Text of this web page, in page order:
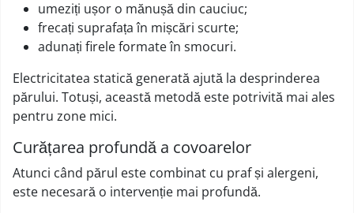
umeziți ușor o mănușă din cauciuc;
frecați suprafața în mișcări scurte;
adunați firele formate în smocuri.
Electricitatea statică generată ajută la desprinderea
părului. Totuși, această metodă este potrivită mai ales
pentru zone mici.
Curățarea profundă a covoarelor
Atunci când părul este combinat cu praf și alergeni,
este necesară o intervenție mai profundă.